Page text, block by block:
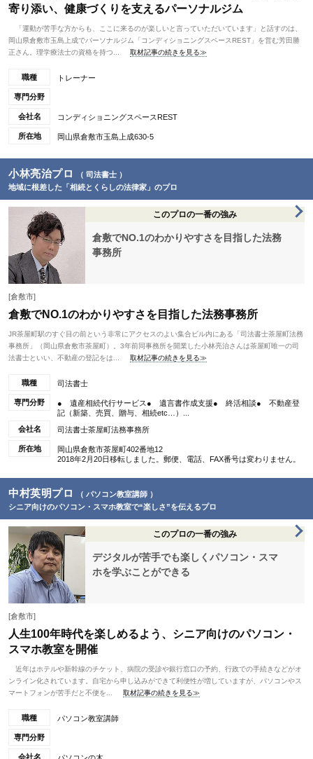
寄り添い、健康づくりを支えるパーソナルジム
「運動が苦手な方からも、ここに来るのが楽しいと言っていただいています」と話すのは、
岡山県倉敷市玉島上成でパーソナルジム「コンディショニングスペースREST」を営む芳田勝
正さん。理学療法士の資格を持つ...
取材記事の続きを見る≫
職種 トレーナー
専門分野
会社名 コンディショニングスペースREST
所在地 岡山県倉敷市玉島上成630-5
小林亮治プロ
（ 司法書士 ）
地域に根差した「相続とくらしの法律家」のプロ
このプロの一番の強み
倉敷でNO.1のわかりやすさを目指した法務
事務所
[倉敷市]
倉敷でNO.1のわかりやすさを目指した法務事務所
JR茶屋町駅のすぐ目の前という非常にアクセスのよい集合ビル内にある「司法書士茶屋町法務
事務所」（岡山県倉敷市茶屋町）。3年前同事務所を開業した小林亮治さんは茶屋町唯一の司
法書士といい、不動産の登記をは...
取材記事の続きを見る≫
職種 司法書士
専門分野
● 遺産相続代行サービス● 遺言書作成支援● 終活相談● 不動産登
記（新築、売買、贈与、相続etc…）...
会社名
司法書士茶屋町法務事務所
所在地
岡山県倉敷市茶屋町402番地12
2018年2月20日移転しました。郵便、電話、FAX番号は変わりません。
中村英明プロ
（ パソコン教室講師 ）
シニア向けのパソコン・スマホ教室で“楽しさ”を伝えるプロ
このプロの一番の強み
デジタルが苦手でも楽しくパソコン・スマ
ホを学ぶことができる
[倉敷市]
人生100年時代を楽しめるよう、シニア向けのパソコン・
スマホ教室を開催
近年はホテルや新幹線のチケット、病院の受診や銀行窓口の予約、行政での手続きなどがオ
ンライン化されています。自宅から申し込みができて利便性が増していますが、パソコンやス
マートフォンが苦手だと不便を...
取材記事の続きを見る≫
職種 パソコン教室講師
専門分野
会社名